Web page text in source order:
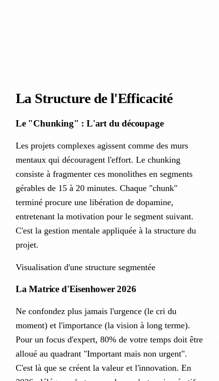
La Structure de l'Efficacité
Le "Chunking" : L'art du découpage
Les projets complexes agissent comme des murs
mentaux qui découragent l'effort. Le chunking
consiste à fragmenter ces monolithes en segments
gérables de 15 à 20 minutes. Chaque "chunk"
terminé procure une libération de dopamine,
entretenant la motivation pour le segment suivant.
C'est la gestion mentale appliquée à la structure du
projet.
Visualisation d'une structure segmentée
La Matrice d'Eisenhower 2026
Ne confondez plus jamais l'urgence (le cri du
moment) et l'importance (la vision à long terme).
Pour un focus d'expert, 80% de votre temps doit être
alloué au quadrant "Important mais non urgent".
C'est là que se créent la valeur et l'innovation. En